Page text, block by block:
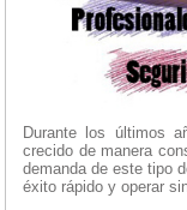
Durante los últimos
crecido de manera
demanda de este tipo
éxito rápido y operar